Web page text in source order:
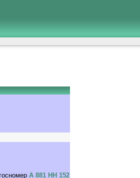
А 881 НН 152